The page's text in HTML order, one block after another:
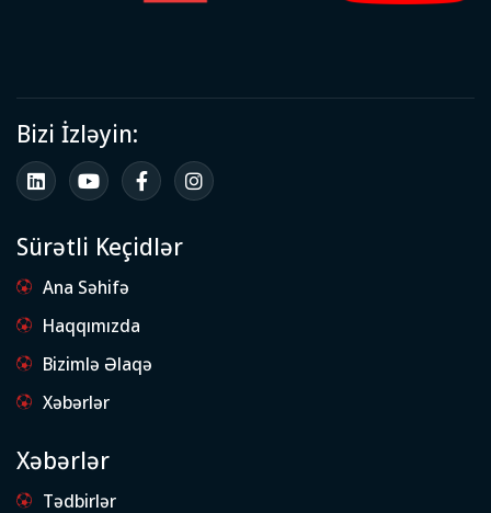
Bizi İzləyin:
Sürətli Keçidlər
Ana Səhifə
Haqqımızda
Bizimlə Əlaqə
Xəbərlər
Xəbərlər
Tədbirlər